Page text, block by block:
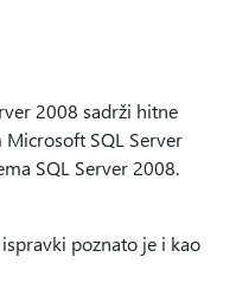
2008 sadrži hitne
SQL Server
SQL Server 2008.
poznato je i kao